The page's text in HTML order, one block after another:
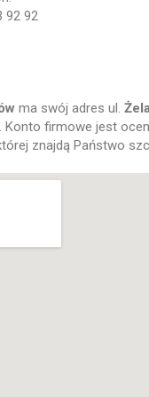
92 92
ma swój adres ul.
. Konto firmowe jest
znajdą Państwo